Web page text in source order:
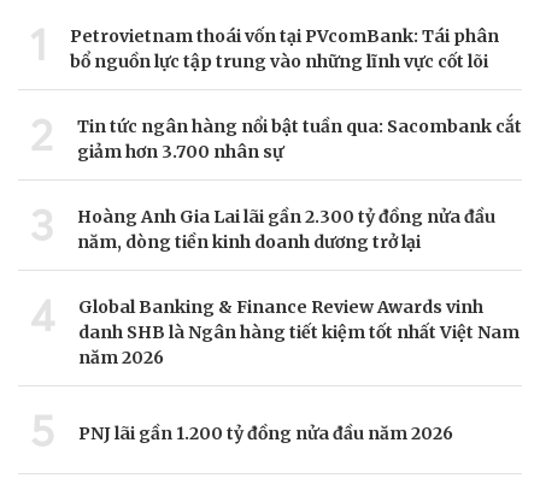
1
Petrovietnam thoái vốn tại PVcomBank: Tái phân
bổ nguồn lực tập trung vào những lĩnh vực cốt lõi
2
Tin tức ngân hàng nổi bật tuần qua: Sacombank cắt
giảm hơn 3.700 nhân sự
3
Hoàng Anh Gia Lai lãi gần 2.300 tỷ đồng nửa đầu
năm, dòng tiền kinh doanh dương trở lại
4
Global Banking & Finance Review Awards vinh
danh SHB là Ngân hàng tiết kiệm tốt nhất Việt Nam
năm 2026
5 PNJ lãi gần 1.200 tỷ đồng nửa đầu năm 2026